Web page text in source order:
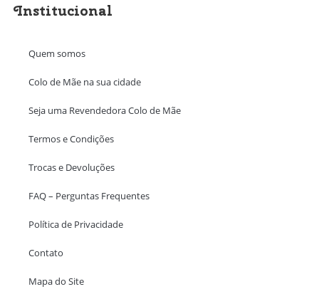
Institucional
Quem somos
Colo de Mãe na sua cidade
Seja uma Revendedora Colo de Mãe
Termos e Condições
Trocas e Devoluções
FAQ – Perguntas Frequentes
Política de Privacidade
Contato
Mapa do Site